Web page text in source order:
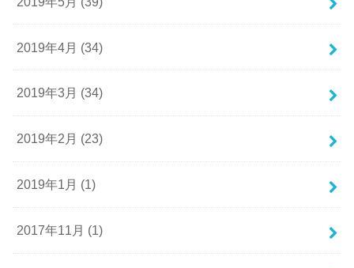
2019年4月 (34)
2019年3月 (34)
2019年2月 (23)
2019年1月 (1)
2017年11月 (1)